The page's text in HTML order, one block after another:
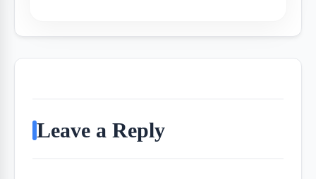
Leave a Reply